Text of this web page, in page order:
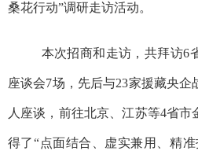
桑花行动”调研走访活动。
本次招商和走访，共拜访6
座谈会7场，先后与23家援藏央企
人座谈，前往北京、江苏等4省市
得了“点面结合、虚实兼用、精